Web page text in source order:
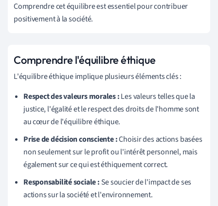
Comprendre cet équilibre est essentiel pour contribuer
positivement à la société.
Comprendre l'équilibre éthique
L'équilibre éthique implique plusieurs éléments clés :
Respect des valeurs morales :Les valeurs telles que la
justice, l'égalité et le respect des droits de l'homme sont
au cœur de l'équilibre éthique.
Prise de décision consciente :Choisir des actions basées
non seulement sur le profit ou l'intérêt personnel, mais
également sur ce qui est éthiquement correct.
Responsabilité sociale : Se soucier de l'impact de ses
actions sur la société et l'environnement.